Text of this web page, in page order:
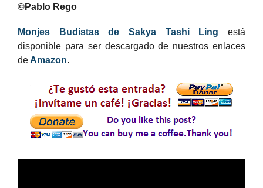
©Pablo Rego
Monjes Budistas de Sakya Tashi Ling
está
disponible para ser descargado de nuestros enlaces
deAmazon.